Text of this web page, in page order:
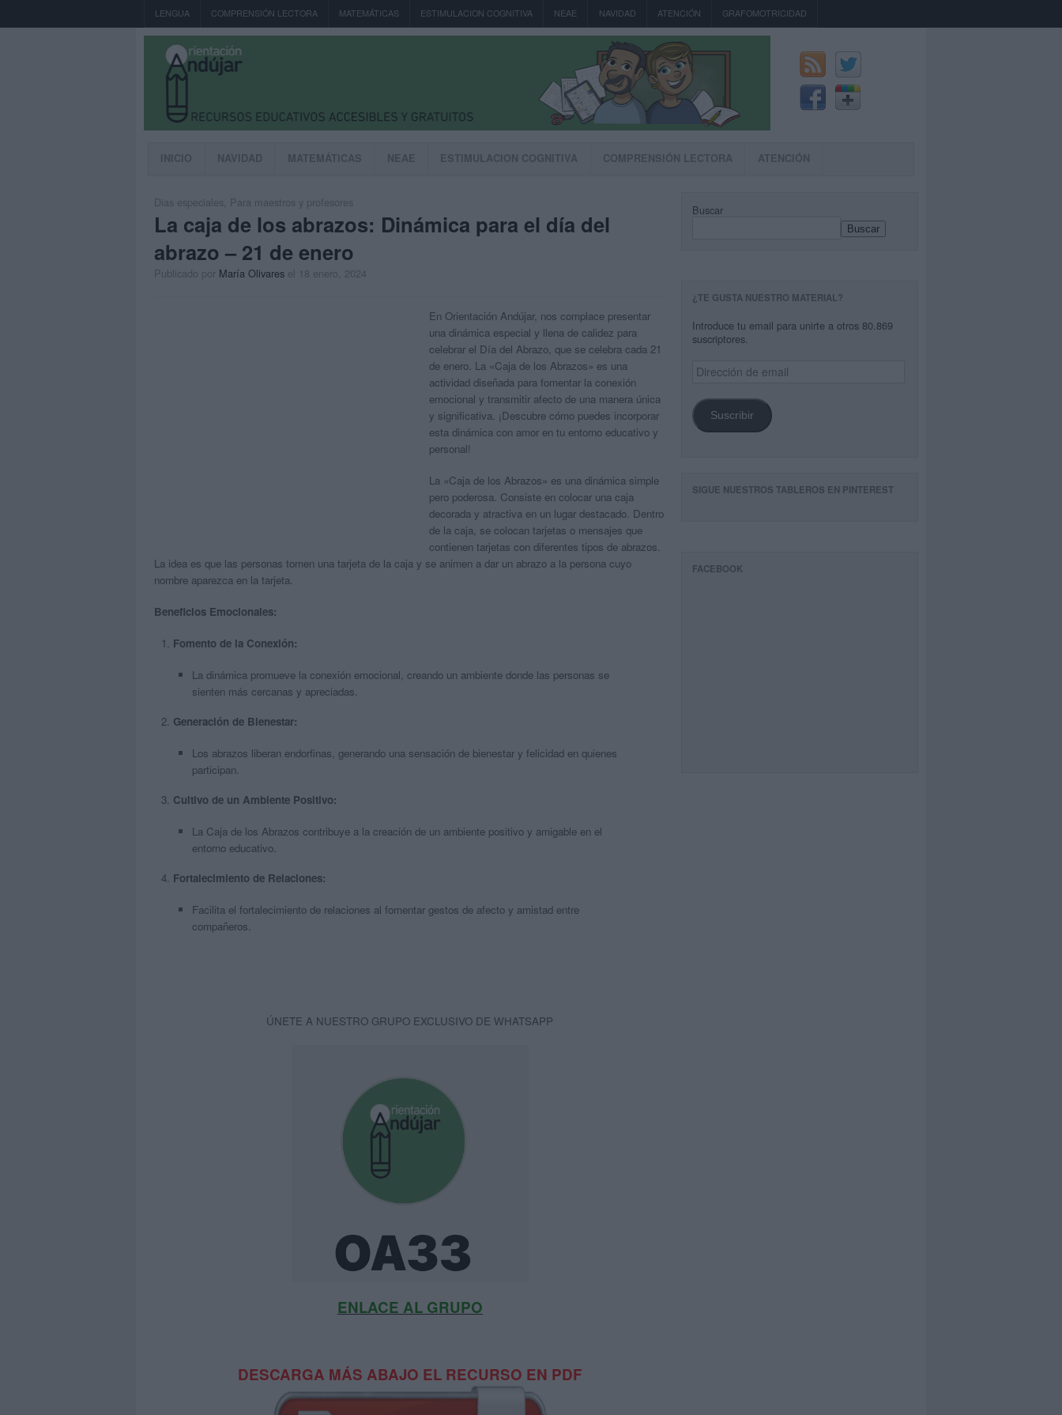
LENGUA COMPRENSIÓN LECTORA MATEMÁTICAS ESTIMULACION COGNITIVA NEAE NAVIDAD ATENCIÓN GRAFOMOTRICIDAD
INICIO NAVIDAD MATEMÁTICAS NEAE ESTIMULACION COGNITIVA COMPRENSIÓN LECTORA ATENCIÓN
Dias especiales Para maestros y profesores
La caja de los abrazos: Dinámica para el día del
abrazo – 21 de enero
Publicado por María Olivares el 18 enero, 2024
En Orientación Andújar, nos complace presentar
una dinámica especial y llena de calidez para
celebrar el Día del Abrazo, que se celebra cada 21
de enero. La «Caja de los Abrazos» es una
actividad diseñada para fomentar la conexión
emocional y transmitir afecto de una manera única
y significativa. ¡Descubre cómo puedes incorporar
esta dinámica con amor en tu entorno educativo y
personal!
La «Caja de los Abrazos» es una dinámica simple
pero poderosa. Consiste en colocar una caja
decorada y atractiva en un lugar destacado. Dentro
de la caja, se colocan tarjetas o mensajes que
contienen tarjetas con diferentes tipos de abrazos.
La idea es que las personas tomen una tarjeta de la caja y se animen a dar un abrazo a la persona cuyo
nombre aparezca en la tarjeta.
Beneficios Emocionales:
Fomento de la Conexión:
La dinámica promueve la conexión emocional, creando un ambiente donde las personas se
sienten más cercanas y apreciadas.
Generación de Bienestar:
Los abrazos liberan endorfinas, generando una sensación de bienestar y felicidad en quienes
participan.
Cultivo de un Ambiente Positivo:
La Caja de los Abrazos contribuye a la creación de un ambiente positivo y amigable en el
entorno educativo.
Fortalecimiento de Relaciones:
Facilita el fortalecimiento de relaciones al fomentar gestos de afecto y amistad entre
compañeros.
ÚNETE A NUESTRO GRUPO EXCLUSIVO DE WHATSAPP
ENLACE AL GRUPO
DESCARGA MÁS ABAJO EL RECURSO EN PDF
Buscar
Buscar
¿TE GUSTA NUESTRO MATERIAL?
Introduce tu email para unirte a otros 80.869
suscriptores.
Dirección
de
Suscribir
SIGUE NUESTROS TABLEROS EN PINTEREST
FACEBOOK